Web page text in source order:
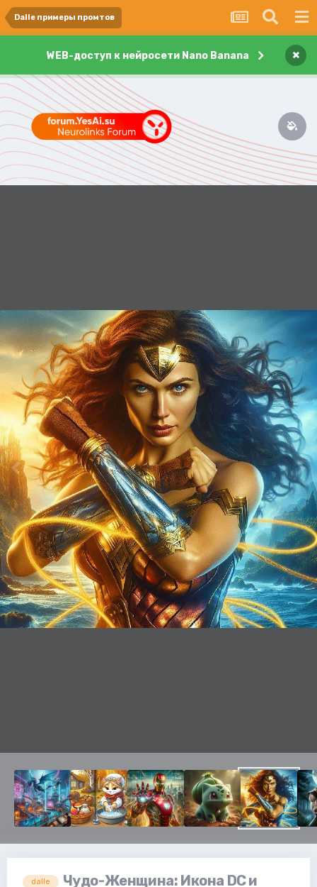
Dalle примеры промтов
WEB-доступ к нейросети Nano Banana ×
dalle
Чудо-Женщина: Икона DC и